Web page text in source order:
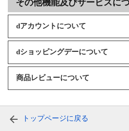
その他機能及びサービスに
dアカウントについて
dショッピングデーについて
商品レビューについて
トップページに戻る